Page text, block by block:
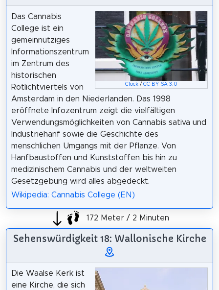
Clock /CC BY-SA 3.0
Das Cannabis
College ist ein
gemeinnütziges
Informationszentrum
im Zentrum des
historischen
Rotlichtviertels von
Amsterdam in den Niederlanden. Das 1998
eröffnete Infozentrum zeigt die vielfältigen
Verwendungsmöglichkeiten von Cannabis sativa und
Industriehanf sowie die Geschichte des
menschlichen Umgangs mit der Pflanze. Von
Hanfbaustoffen und Kunststoffen bis hin zu
medizinischem Cannabis und der weltweiten
Gesetzgebung wird alles abgedeckt.
Wikipedia: Cannabis College (EN)
172 Meter / 2 Minuten
Sehenswürdigkeit 18: Wallonische Kirche
Die Waalse Kerk ist
eine Kirche, die sich